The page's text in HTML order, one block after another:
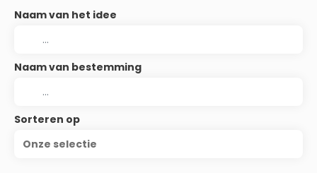
Naam van het idee
Naam van bestemming
Sorteren op
Onze selectie